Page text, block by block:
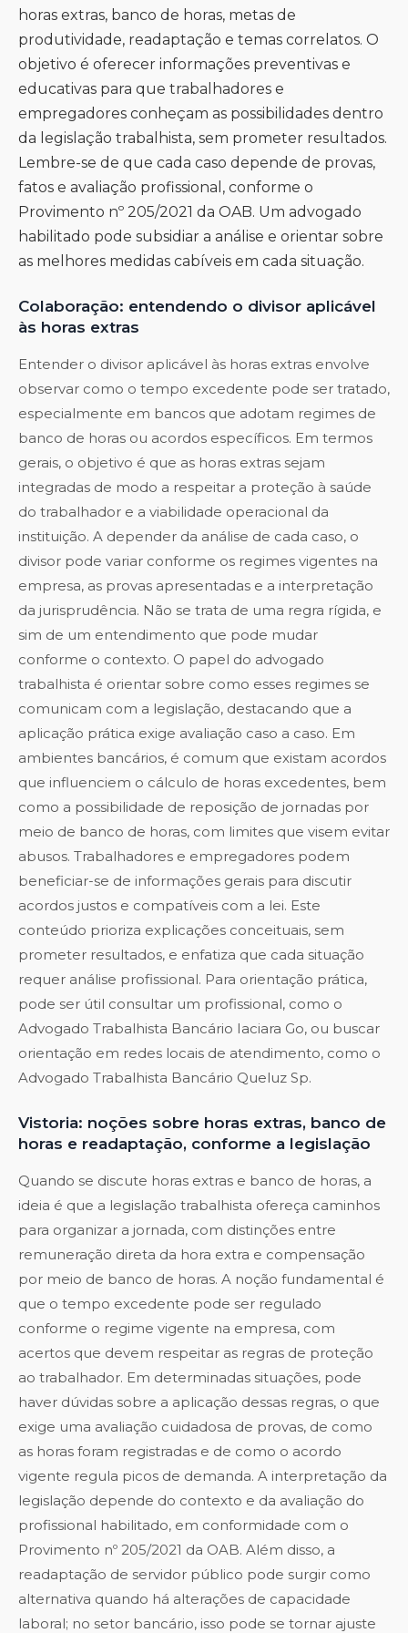
horas extras, banco de horas, metas de
produtividade, readaptação e temas correlatos. O
objetivo é oferecer informações preventivas e
educativas para que trabalhadores e
empregadores conheçam as possibilidades dentro
da legislação trabalhista, sem prometer resultados.
Lembre-se de que cada caso depende de provas,
fatos e avaliação profissional, conforme o
Provimento nº 205/2021 da OAB. Um advogado
habilitado pode subsidiar a análise e orientar sobre
as melhores medidas cabíveis em cada situação.
Colaboração: entendendo o divisor aplicável
às horas extras
Entender o divisor aplicável às horas extras envolve
observar como o tempo excedente pode ser tratado,
especialmente em bancos que adotam regimes de
banco de horas ou acordos específicos. Em termos
gerais, o objetivo é que as horas extras sejam
integradas de modo a respeitar a proteção à saúde
do trabalhador e a viabilidade operacional da
instituição. A depender da análise de cada caso, o
divisor pode variar conforme os regimes vigentes na
empresa, as provas apresentadas e a interpretação
da jurisprudência. Não se trata de uma regra rígida, e
sim de um entendimento que pode mudar
conforme o contexto. O papel do advogado
trabalhista é orientar sobre como esses regimes se
comunicam com a legislação, destacando que a
aplicação prática exige avaliação caso a caso. Em
ambientes bancários, é comum que existam acordos
que influenciem o cálculo de horas excedentes, bem
como a possibilidade de reposição de jornadas por
meio de banco de horas, com limites que visem evitar
abusos. Trabalhadores e empregadores podem
beneficiar-se de informações gerais para discutir
acordos justos e compatíveis com a lei. Este
conteúdo prioriza explicações conceituais, sem
prometer resultados, e enfatiza que cada situação
requer análise profissional. Para orientação prática,
pode ser útil consultar um profissional, como o
Advogado Trabalhista Bancário Iaciara Go, ou buscar
orientação em redes locais de atendimento, como o
Advogado Trabalhista Bancário Queluz Sp.
Vistoria: noções sobre horas extras, banco de
horas e readaptação, conforme a legislação
Quando se discute horas extras e banco de horas, a
ideia é que a legislação trabalhista ofereça caminhos
para organizar a jornada, com distinções entre
remuneração direta da hora extra e compensação
por meio de banco de horas. A noção fundamental é
que o tempo excedente pode ser regulado
conforme o regime vigente na empresa, com
acertos que devem respeitar as regras de proteção
ao trabalhador. Em determinadas situações, pode
haver dúvidas sobre a aplicação dessas regras, o que
exige uma avaliação cuidadosa de provas, de como
as horas foram registradas e de como o acordo
vigente regula picos de demanda. A interpretação da
legislação depende do contexto e da avaliação do
profissional habilitado, em conformidade com o
Provimento nº 205/2021 da OAB. Além disso, a
readaptação de servidor público pode surgir como
alternativa quando há alterações de capacidade
laboral; no setor bancário, isso pode se tornar ajuste